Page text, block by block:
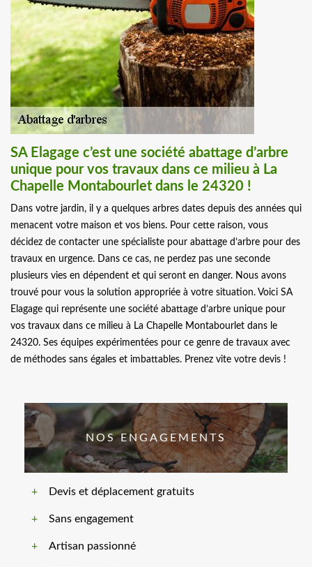
SA Elagage c’est une société abattage d’arbre
unique pour vos travaux dans ce milieu à La
Chapelle Montabourlet dans le 24320 !
Dans votre jardin, il y a quelques arbres dates depuis des années qui
menacent votre maison et vos biens. Pour cette raison, vous
décidez de contacter une spécialiste pour abattage d’arbre pour des
travaux en urgence. Dans ce cas, ne perdez pas une seconde
plusieurs vies en dépendent et qui seront en danger. Nous avons
trouvé pour vous la solution appropriée à votre situation. Voici SA
Elagage qui représente une société abattage d’arbre unique pour
vos travaux dans ce milieu à La Chapelle Montabourlet dans le
24320. Ses équipes expérimentées pour ce genre de travaux avec
de méthodes sans égales et imbattables. Prenez vite votre devis !
NOS ENGAGEMENTS
Devis et déplacement gratuits
Sans engagement
Artisan passionné